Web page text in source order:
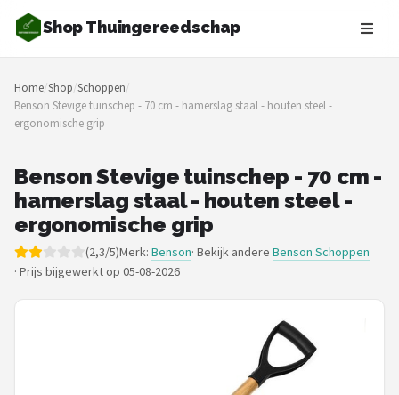
Shop Thuingereedschap
Zoeken
NAVIGATIE
Shop
Merken
Blog
Borderplanten
Grasmaaiers
Home/Shop/Schoppen/
Benson Stevige tuinschep - 70 cm - hamerslag staal - houten steel -
ergonomische grip
Benson Stevige tuinschep - 70 cm -
hamerslag staal - houten steel -
ergonomische grip
(2,3/5)Merk: Benson· Bekijk andere Benson Schoppen
· Prijs bijgewerkt op 05-08-2026